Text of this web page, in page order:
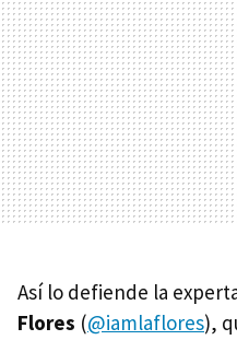
Así lo defiende la
Flores (@iamlaflores),